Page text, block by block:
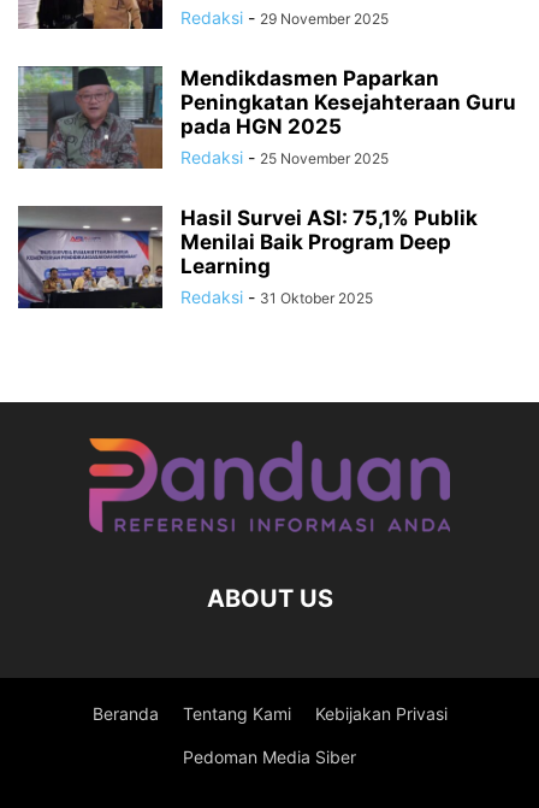
Redaksi - 29 November 2025
Mendikdasmen Paparkan
Peningkatan Kesejahteraan Guru
pada HGN 2025
Redaksi - 25 November 2025
Hasil Survei ASI: 75,1% Publik
Menilai Baik Program Deep
Learning
Redaksi - 31 Oktober 2025
ABOUT US
Beranda Tentang Kami Kebijakan Privasi
Pedoman Media Siber